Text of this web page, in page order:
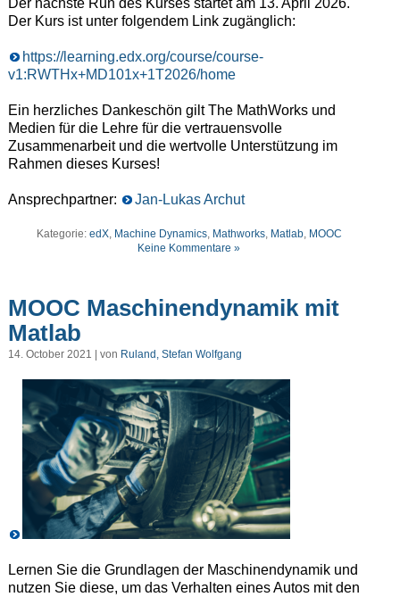
Der Kurs ist unter folgendem Link zugänglich:
https://learning.edx.org/course/course-
v1:RWTHx+MD101x+1T2026/home
Ein herzliches Dankeschön gilt The MathWorks und
Medien für die Lehre für die vertrauensvolle
Zusammenarbeit und die wertvolle Unterstützung im
Rahmen dieses Kurses!
Ansprechpartner: Jan-Lukas Archut
Kategorie: edX, Machine Dynamics, Mathworks, Matlab, MOOC
Keine Kommentare »
MOOC Maschinendynamik mit
Matlab
14. October 2021 | von Ruland, Stefan Wolfgang
Lernen Sie die Grundlagen der Maschinendynamik und
nutzen Sie diese, um das Verhalten eines Autos mit den